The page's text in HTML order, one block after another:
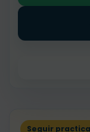
Seguir